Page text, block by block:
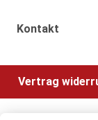
Kontakt
Vertrag